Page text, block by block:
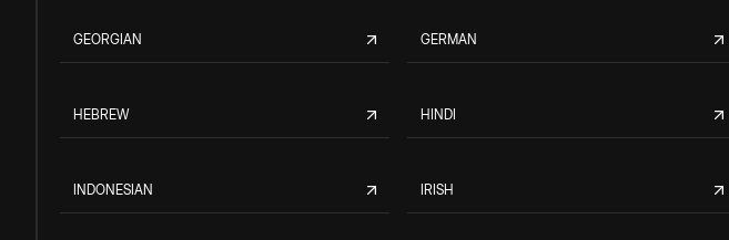
GEORGIAN GERMAN
HEBREW HINDI
INDONESIAN IRISH